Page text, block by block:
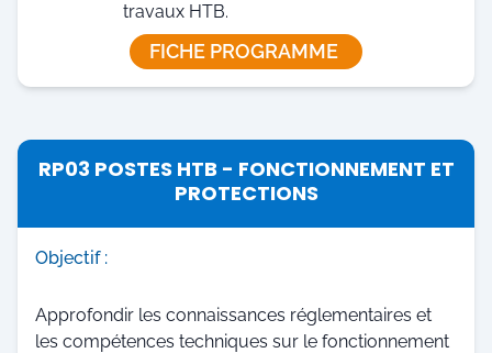
travaux HTB.
FICHE PROGRAMME
RP03 POSTES HTB - FONCTIONNEMENT ET
PROTECTIONS
Objectif :
Approfondir les connaissances réglementaires et
les compétences techniques sur le fonctionnement